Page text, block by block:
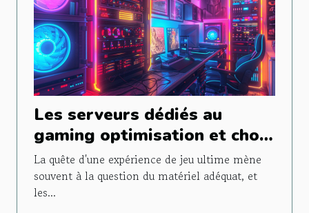
Les serveurs dédiés au
gaming optimisation et choix
pour une expérience de jeu
inégalée
La quête d'une expérience de jeu ultime mène
souvent à la question du matériel adéquat, et
les...